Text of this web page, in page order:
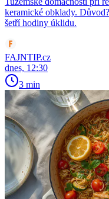
keramické obklady.
šetří hodiny úklidu.
FAJNTIP.cz
dnes, 12:30
3 min